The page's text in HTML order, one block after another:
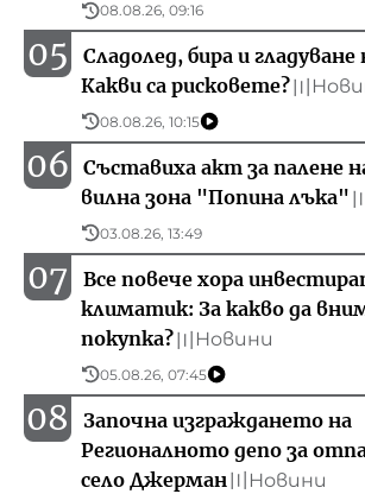
06
Съставиха акт за палене
вилна зона "Попина лъка" 〣
03.08.26, 13:49
07
Все повече хора
климатик: За какво да
покупка?〣 Новини
05.08.26, 07:45
08
Започна изграждането на
Регионалното депо за
село Джерман 〣 Новини
08.08.26, 09:16
05
Сладолед, бира и
Какви са рисковете?〣
08.08.26, 10:15